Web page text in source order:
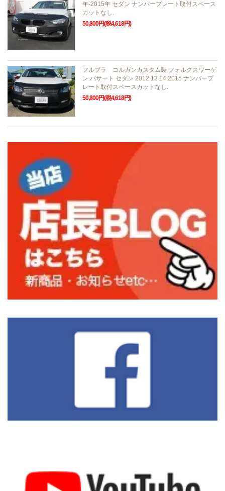
年-2015年 セダン ナンバープレート取付スペース
カットなし.
50,800円(税4,618円)
フルブラ コルガンカスタム製 フォルクスワーゲ
ン パサート セダン 2012 13 14 2015 ナンバープ
レート取付スペースカットなし.
50,800円(税4,618円)